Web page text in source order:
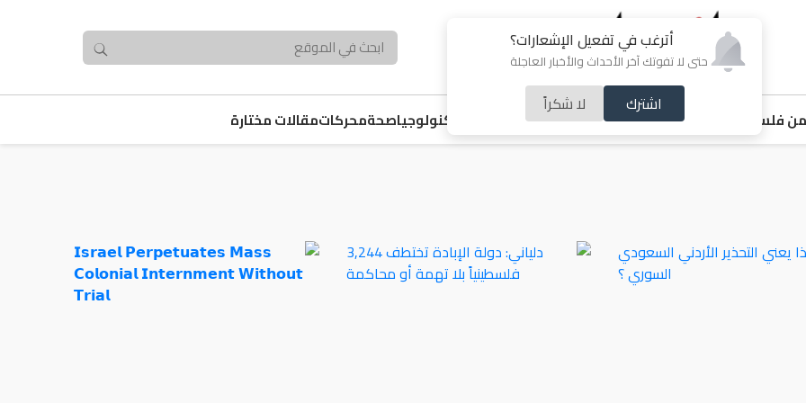
أترغب في تفعيل الإشعارات؟
حتى لا تفوتك آخر الأحداث والأخبار العاجلة
اشترك لا شكراً
من فلسطين ملفات ساخنةخبر و صورةرياضة تكنولوجياصحةمحركاتمقالات مختارة